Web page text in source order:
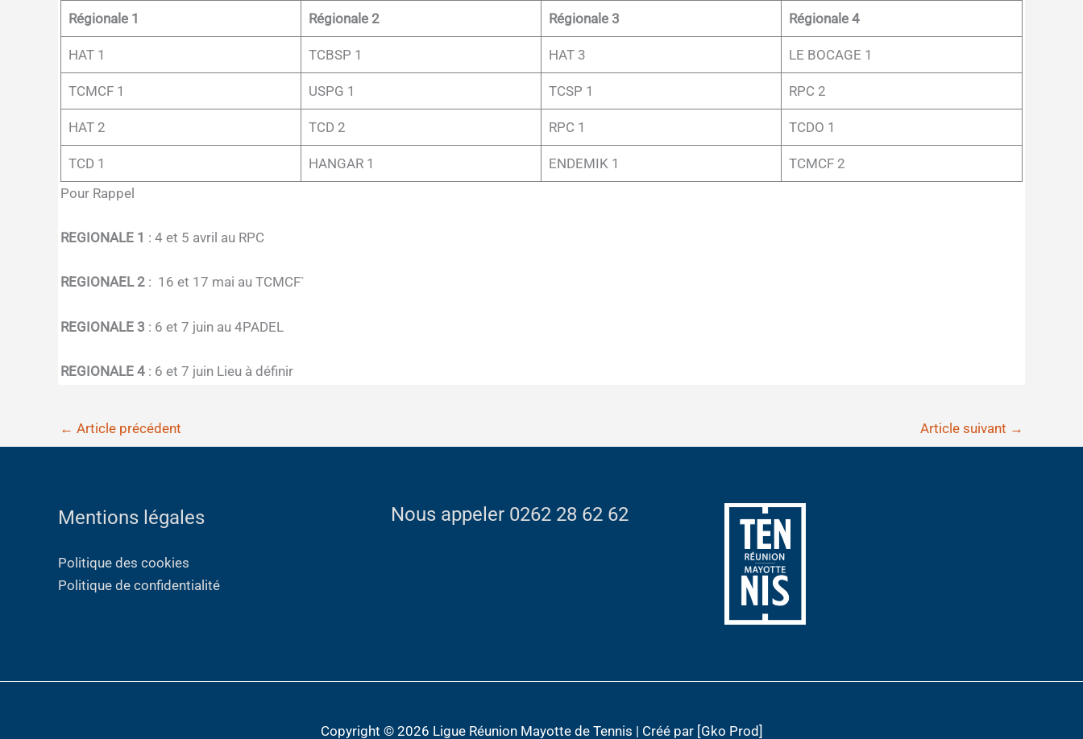
Régionale 1 Régionale 2 Régionale 3 Régionale 4
HAT 1 TCBSP 1 HAT 3 LE BOCAGE 1
TCMCF 1 USPG 1 TCSP 1 RPC 2
HAT 2 TCD 2 RPC 1 TCDO 1
TCD 1 HANGAR 1 ENDEMIK 1
TCMCF 2
Pour Rappel
REGIONALE 1 : 4 et 5 avril au RPC
REGIONAEL 2 : 16 et 17 mai au TCMCF`
REGIONALE 3 : 6 et 7 juin au 4PADEL
REGIONALE 4 : 6 et 7 juin Lieu à définir
← Article précédent Article suivant →
Mentions légales
Politique des cookies
Politique de confidentialité
Nous appeler 0262 28 62 62
Copyright © 2026 Ligue Réunion Mayotte de Tennis | Créé par [Gko Prod]